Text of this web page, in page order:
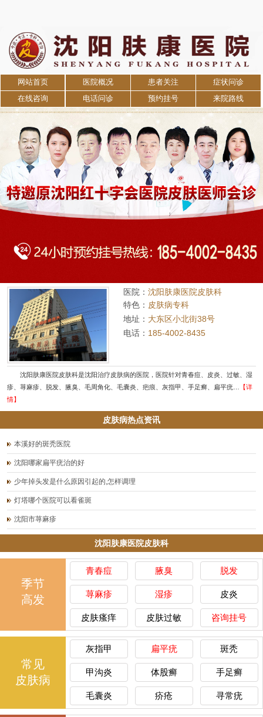
网站首页 医院概况 患者关注 症状问诊
在线咨询 电话问诊 预约挂号 来院路线
医院： 沈阳肤康医院皮肤科
特色： 皮肤病专科
地址： 大东区小北街38号
电话： 185-4002-8435
沈阳肤康医院皮肤科是沈阳治疗皮肤病的医院，医院针对青春痘、皮炎、过敏、湿
疹、荨麻疹、脱发、腋臭、毛周角化、毛囊炎、疤痕、灰指甲、手足癣、扁平疣…
【详
情】
皮肤病热点资讯
本溪好的斑秃医院
沈阳哪家扁平疣治的好
少年掉头发是什么原因引起的,怎样调理
灯塔哪个医院可以看雀斑
沈阳市荨麻疹
沈阳肤康医院皮肤科
季节
高发
青春痘 腋臭 脱发
荨麻疹 湿疹 皮炎
皮肤瘙痒 皮肤过敏 咨询挂号
常见
皮肤病
灰指甲 扁平疣 斑秃
甲沟炎 体股癣 手足癣
毛囊炎 疥疮 寻常疣